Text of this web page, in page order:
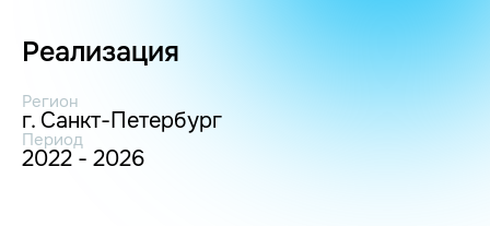
Реализация
Регион
г. Санкт-Петербург
Период
2022 - 2026